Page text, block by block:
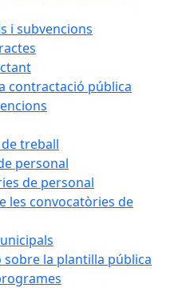
i subvencions
contractació pública
treball
personal
de personal
les convocatòries de
la plantilla pública